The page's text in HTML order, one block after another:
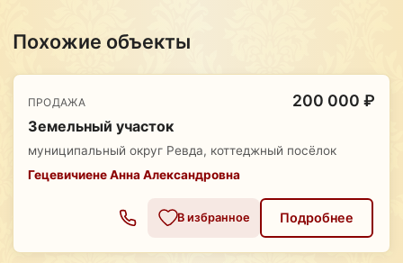
Похожие объекты
ПРОДАЖА 200 000 ₽
Земельный участок
муниципальный округ Ревда, коттеджный посёлок
Гецевичиене Анна Александровна
В избранное Подробнее